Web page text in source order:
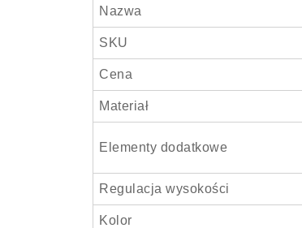
Nazwa
SKU
Cena
Materiał
Elementy dodatkowe
Regulacja wysokości
Kolor